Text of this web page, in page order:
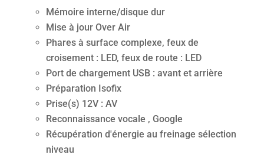
Mémoire interne/disque dur
Mise à jour Over Air
Phares à surface complexe, feux de
croisement : LED, feux de route : LED
Port de chargement USB : avant et arrière
Préparation Isofix
Prise(s) 12V : AV
Reconnaissance vocale , Google
Récupération d'énergie au freinage sélection
niveau